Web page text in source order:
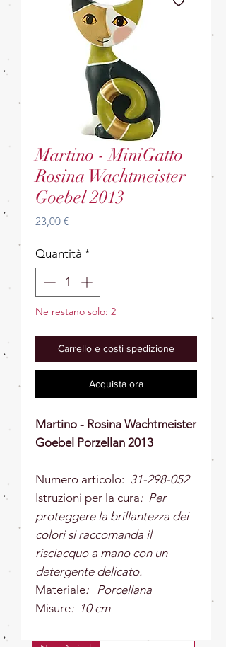
Martino - MiniGatto
Rosina Wachtmeister
Goebel 2013
23,00 €Prezzo
Quantità *
Ne restano solo: 2
Carrello e costi spedizione
Acquista ora
Martino - Rosina Wachtmeister
Goebel Porzellan 2013
Numero articolo: 31-298-052
Istruzioni per la cura: Per
proteggere la brillantezza dei
colori si raccomanda il
risciacquo a mano con un
detergente delicato.
Materiale: Porcellana
Misure: 10 cm